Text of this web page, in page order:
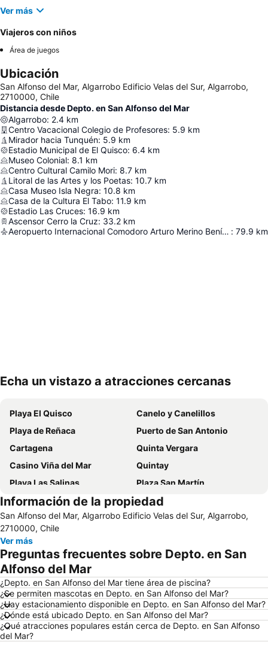
Ver más
Viajeros con niños
Área de juegos
Ubicación
San Alfonso del Mar, Algarrobo Edificio Velas del Sur, Algarrobo,
2710000, Chile
Distancia desde Depto. en San Alfonso del Mar
Algarrobo: 2.4 km
Centro Vacacional Colegio de Profesores: 5.9 km
Mirador hacia Tunquén: 5.9 km
Estadio Municipal de El Quisco: 6.4 km
Museo Colonial: 8.1 km
Centro Cultural Camilo Mori: 8.7 km
Litoral de las Artes y los Poetas: 10.7 km
Casa Museo Isla Negra: 10.8 km
Casa de la Cultura El Tabo: 11.9 km
Estadio Las Cruces: 16.9 km
Ascensor Cerro la Cruz: 33.2 km
Aeropuerto Internacional Comodoro Arturo Merino Benítez : 79.9 km
Echa un vistazo a atracciones cercanas
Playa El Quisco
Canelo y Canelillos
Playa de Reñaca
Puerto de San Antonio
Cartagena
Quinta Vergara
Casino Viña del Mar
Quintay
Playa Las Salinas
Plaza San Martín
Estadio Sausalito
Avenida Libertad
Mall Marina Arauco
Cerro Alegre
Valparaíso Sporting Club
Festival Internacional de la Canción
Parque Reloj de Flores
Plaza Sotomayor
Playa Acapulco
Teatro Municipal
Playa Cochoa
Miramar
Plaza José Francisco Vergara
Caleta Abarca
Playa el Sol
Puerto de Valparaiso
Información de la propiedad
San Alfonso del Mar, Algarrobo Edificio Velas del Sur, Algarrobo,
2710000, Chile
Ver más
Preguntas frecuentes sobre Depto. en San
Alfonso del Mar
¿Depto. en San Alfonso del Mar tiene área de piscina?
¿Se permiten mascotas en Depto. en San Alfonso del Mar?
¿Hay estacionamiento disponible en Depto. en San Alfonso del Mar?
¿Dónde está ubicado Depto. en San Alfonso del Mar?
¿Qué atracciones populares están cerca de Depto. en San Alfonso
del Mar?